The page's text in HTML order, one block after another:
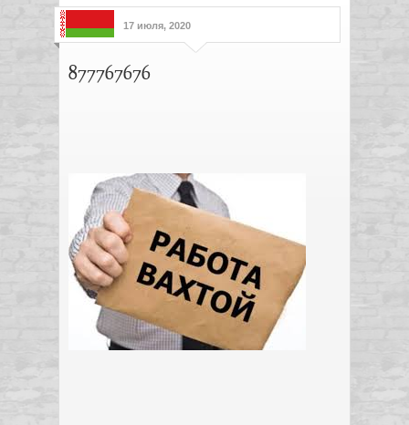
17 июля, 2020
877767676